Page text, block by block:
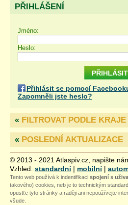
PŘIHLÁŠENÍ
Jméno:
Heslo:
Přihlásit se pomocí
Zapomněli jste heslo?
« FILTROVAT PODLE KRAJE
« POSLEDNÍ AKTUALIZACE
© 2013 - 2021 Atlaspiv.cz, napište
Vzhled: standardní| mobilní|
Tento web používá k indentifikaci spojení s
takového) cookies, neb je to technickým
opustťe tyto stránky a raději ani nepoužívejte
všude.